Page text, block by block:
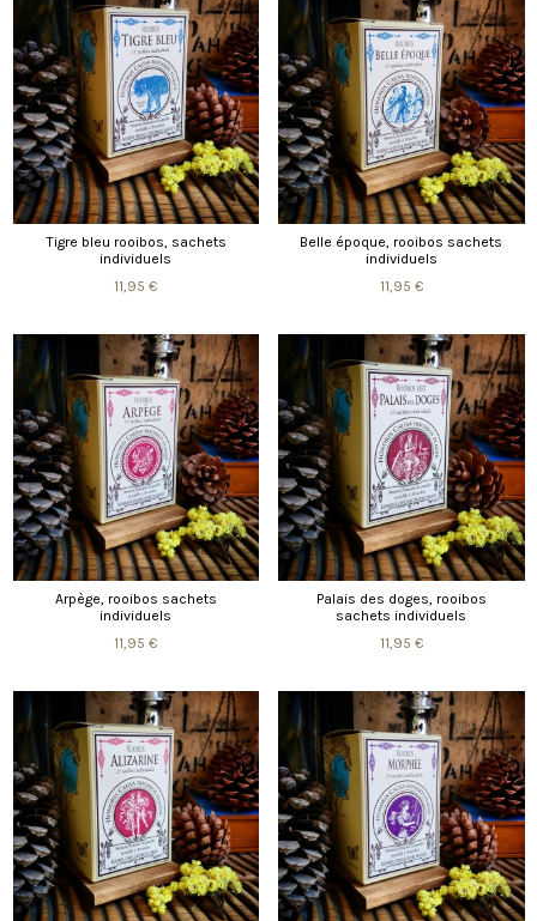
Tigre bleu rooibos, sachets
individuels
11,95 €
Belle époque, rooibos sachets
individuels
11,95 €
Arpège, rooibos sachets
individuels
11,95 €
Palais des doges, rooibos
sachets individuels
11,95 €